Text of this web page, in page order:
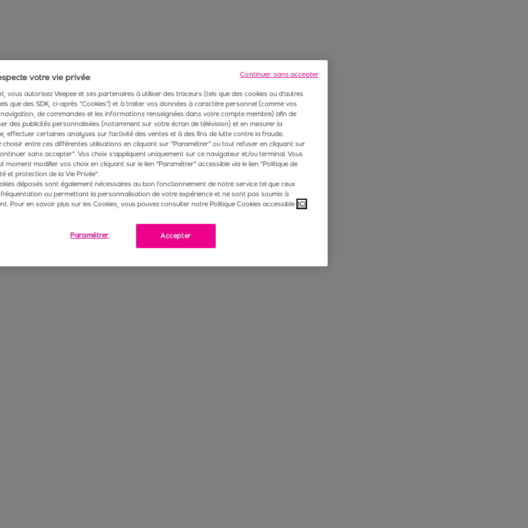
votre vie privée
vous autorisez Veepee et ses partenaires à utiliser des traceurs (tels que des cookies ou d'autres
que des SDK, ci-après "Cookies") et à traiter vos données à caractère personnel (comme vos
de commandes et les informations renseignées dans votre compte membre) afin de
des publicités personnalisées (notamment sur votre écran de télévision) et en mesurer la
effectuer certaines analyses sur l'activité des ventes et à des fins de lutte contre la fraude.
choisir entre ces différentes utilisations en cliquant sur "Paramétrer" ou tout refuser en cliquant sur
sans accepter". Vos choix s'appliquent uniquement sur ce navigateur et/ou terminal. Vous
moment modifier vos choix en cliquant sur le lien “Paramétrer” accessible via le lien "Politique de
et protection de la Vie Privée".
déposés sont également nécessaires au bon fonctionnement de notre service tel que ceux
ou permettant la personnalisation de votre expérience et ne sont pas soumis à
Pour en savoir plus sur les Cookies, vous pouvez consulter notre Politique Cookies accessible ICI
Accepter
Paramétrer
Continuer sans accepter